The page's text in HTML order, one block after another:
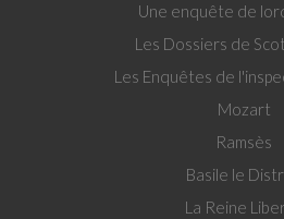
Une enquête de
Les Dossiers de
Les Enquêtes de
Mozart
Ramsès
Basile le
La Reine